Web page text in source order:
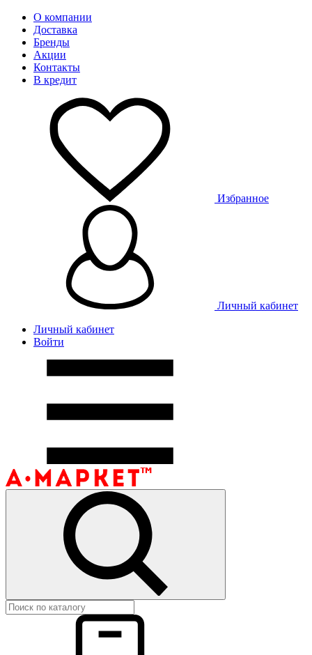
О компании
Доставка
Бренды
Акции
Контакты
В кредит
Избранное
Личный кабинет
Личный кабинет
Войти